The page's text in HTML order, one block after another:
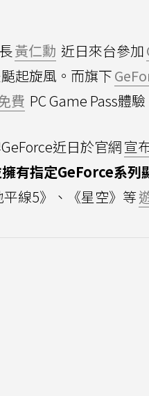
黃仁勳 近日來台參加
起旋風。而旗下
費 PC Game Pass體驗
近日於官網宣
有指定GeForce系
平線5》、《星空》等